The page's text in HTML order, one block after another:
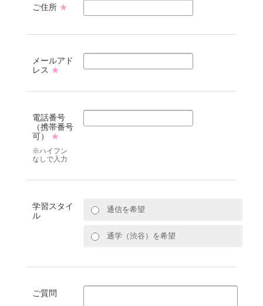
ご住所 ★
メールアド
レス ★
電話番号
（携帯番号
可） ★
※ハイフン
なしで入力
学習スタイ
ル
通信を希望
通学（渋谷）を希望
ご質問